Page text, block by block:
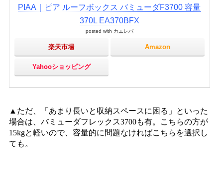
PIAA｜ピア ルーフボックス バミューダF3700 容量
370L EA370BFX
posted with カエレバ
楽天市場 Amazon
Yahooショッピング
▲ただ、「あまり長いと収納スペースに困る」といった
場合は、バミューダフレックス3700も有。こちらの方が
15kgと軽いので、容量的に問題なければこちらを選択し
ても。